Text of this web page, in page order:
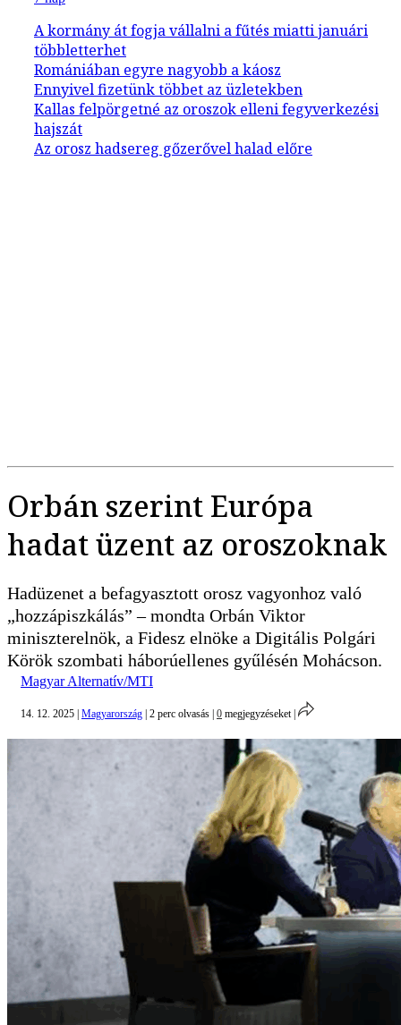
Orbán szerint Európa
hadat üzent az oroszoknak
Hadüzenet a befagyasztott orosz vagyonhoz való
„hozzápiszkálás” – mondta Orbán Viktor
miniszterelnök, a Fidesz elnöke a Digitális Polgári
Körök szombati háborúellenes gyűlésén Mohácson.
Magyar Alternatív/MTI
14. 12. 2025 Magyarország 2 perc olvasás 0 megjegyzéseket